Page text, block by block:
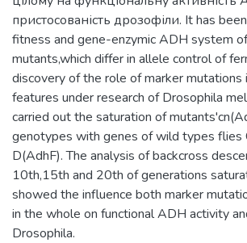
пристосованість дрозофіли. It has
fitness and gene-enzymic ADH system
mutants,which differ in allele control of
discovery of the role of marker
features under research of Drosophila
carried out the saturation of
genotypes with genes of wild types flies
D(AdhF). The analysis of backcross
10th,15th and 20th of generations
showed the influence both marker
in the whole on functional ADH activity
Drosophila.